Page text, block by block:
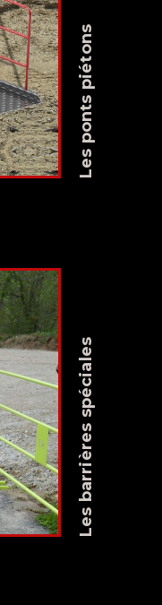
Les ponts piétons
Les barrières spéciales